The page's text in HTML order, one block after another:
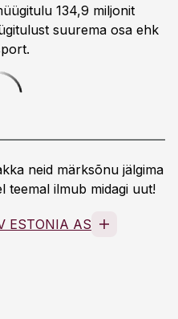
134,9 miljonit
suurema osa ehk
neid märksõnu jälgima
teemal ilmub midagi uut!
ESTONIA AS